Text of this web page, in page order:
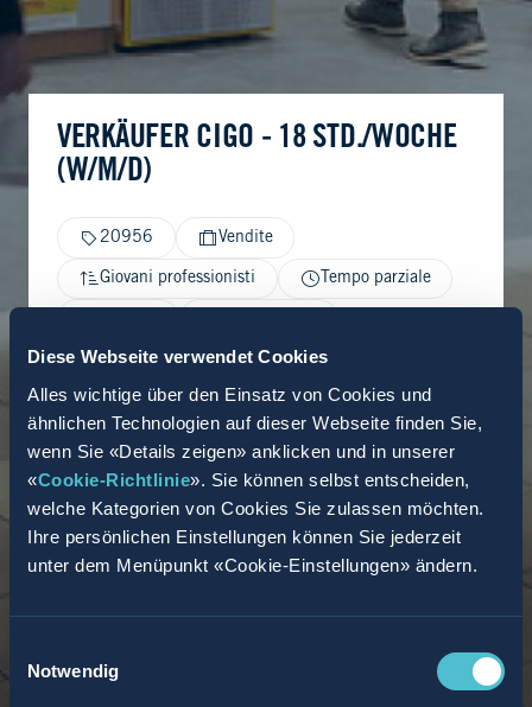
Diese Webseite verwendet Cookies
Alles wichtige über den Einsatz von Cookies und
ähnlichen Technologien auf dieser Webseite finden Sie,
wenn Sie «Details zeigen» anklicken und in unserer
«Cookie-Richtlinie». Sie können selbst entscheiden,
welche Kategorien von Cookies Sie zulassen möchten.
Ihre persönlichen Einstellungen können Sie jederzeit
unter dem Menüpunkt «Cookie-Einstellungen» ändern.
Notwendig
VERKÄUFER CIGO - 18 STD./WOCHE
(W/M/D)
20956 Vendite
Giovani professionisti Tempo parziale